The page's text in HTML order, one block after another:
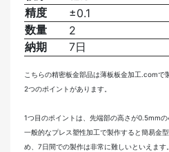
精度
±0.1
数量
2
納期
7日
こちらの精密板金部品は薄板板金加工.comで
2つのポイントがあります。
1つ目のポイントは、先端部の高さが0.5mmの
一般的なプレス塑性加工で製作すると簡易金
め、7日間での製作は非常に難しいといえます。